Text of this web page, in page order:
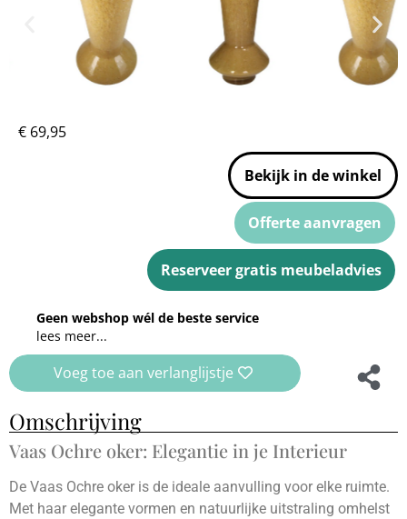
€ 69,95
Bekijk in de winkel
Offerte aanvragen
Reserveer gratis meubeladvies
Geen webshop wél de beste service
lees meer...
Voeg toe aan verlanglijstje
Omschrijving
Vaas Ochre oker: Elegantie in je Interieur
De Vaas Ochre oker is de ideale aanvulling voor elke ruimte.
Met haar elegante vormen en natuurlijke uitstraling omhelst